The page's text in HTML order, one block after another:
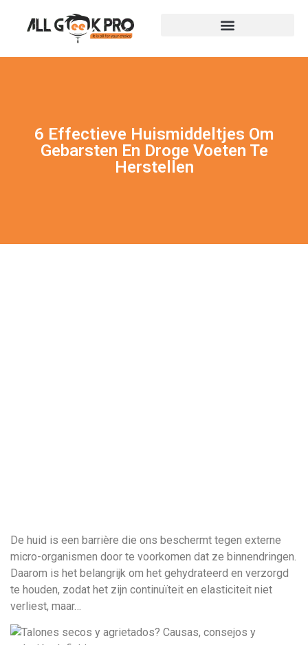
6 Effectieve Huismiddeltjes Om
Gebarsten En Droge Voeten Te
Herstellen
De huid is een barrière die ons beschermt tegen externe
micro-organismen door te voorkomen dat ze binnendringen.
Daarom is het belangrijk om het gehydrateerd en verzorgd
te houden, zodat het zijn continuïteit en elasticiteit niet
verliest, maar…